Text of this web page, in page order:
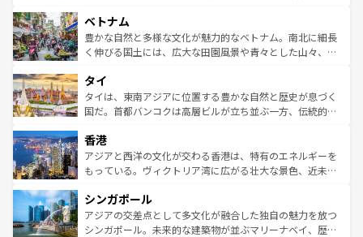
参照してほしい。
容にもいいと評判のスイーツなど、バラエティ豊かな料理
が味わえる。 なお、新着の台湾情報は コンテンツ一覧を参
照してほしい。
き、地方に足を延ばせば四季折々の自然美を楽しむことが
できる。そして、キムチや焼肉、絶品のストリートフード
まで、さまざまな韓国料理が待っている。夜には、韓国な
リティに包まれながら、韓国の多彩な魅力を心ゆくまで味
わってみてほしい。 なお、新着の韓国情報はコンテンツ一
覧を参照してほしい。
ベトナム
豊かな自然と多様な文化が魅力的なベトナム。南北に細長
く伸びる国土には、広大な田園風景や青々とした山々、世
急速な発展と共に伝統が息づく。ハノイの古い町並みやホ
ーチミン市のフランス統治時代の建物も、独特の雰囲気を
醸し出している。また、バラエティの豊かさとおいしさで
とつ。フォーやバインミー、ベトナムコーヒーなどは、ぜ
ひ現地で味わいたい。どの地域を訪れてもあたたかい人々
が旅行者を迎えてくれるので、きっと忘れられない旅にな
参照してほしい。
タイ
タイは、東南アジアに位置する豊かな自然と歴史が息づく
国だ。首都バンコクは高層ビルが立ち並ぶ一方、伝統的な
の活気が交差している。北部ではチェンマイなどの山岳地
帯で自然と触れ合い、南部ではプーケットやクラビの美し
いビーチでリゾート気分を楽しむことができる。タイ料理
激する。気候は一年中温暖で、どの季節にも異なる楽しみ
が待っている。親しみやすいタイの人々、仏教を中心とし
た文化、そして多様な観光資源が、訪れる旅人を魅了し続
香港
アジアと西洋の文化が交わる香港は、特有のエネルギーを
もっている。ヴィクトリア湾に広がる壮大な景色、近未来
み、どこを訪れても感動するはず。観光スポットが密集し
ており、効率よく見どころを回れるのも魅力。息をのむよ
うな絶景から文化的な体験まで、香港を存分に楽しみ尽く
シンガポール
アジアの交差点として多文化が融合した独自の魅力を放つ
シンガポール。未来的な建築物が並ぶマリーナベイ、歴史